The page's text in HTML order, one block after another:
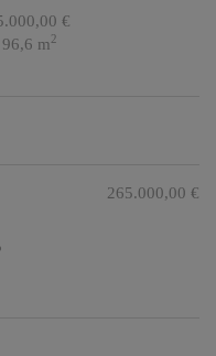
€
96,6 m2
265.000,00 €